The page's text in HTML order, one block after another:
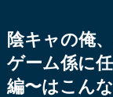
陰キャの俺
ゲーム係に
編〜はこん